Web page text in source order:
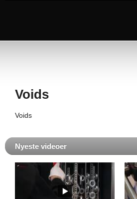
Voids
Voids
Nyeste videoer